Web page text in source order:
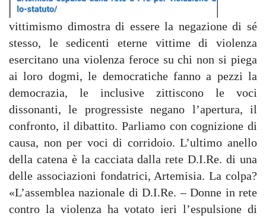
vittimismo dimostra di essere la negazione di sé
stesso, le sedicenti eterne vittime di violenza
esercitano una violenza feroce su chi non si piega
ai loro dogmi, le democratiche fanno a pezzi la
democrazia, le inclusive zittiscono le voci
dissonanti, le progressiste negano l’apertura, il
confronto, il dibattito. Parliamo con cognizione di
causa, non per voci di corridoio. L’ultimo anello
della catena è la cacciata dalla rete D.I.Re. di una
delle associazioni fondatrici, Artemisia. La colpa?
«L’assemblea nazionale di D.I.Re. – Donne in rete
contro la violenza ha votato ieri l’espulsione di